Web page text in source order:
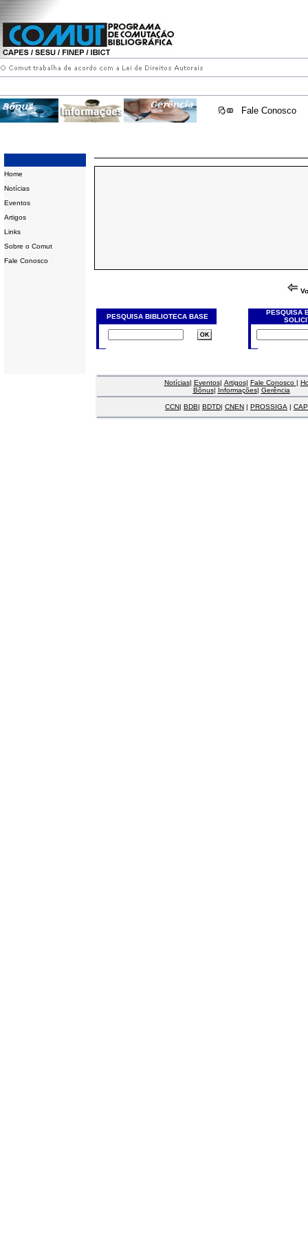
Fale Conosco
Home
Notícias
Eventos
Artigos
Links
Sobre o Comut
Fale Conosco
PESQUISA BIBLIOTECA BASE
PESQUISA
Notícias| Eventos| Artigos| Fale Conosco |
Bônus| Informações| Gerência
CCN| BDB| BDTD| CNEN | PROSSIGA |